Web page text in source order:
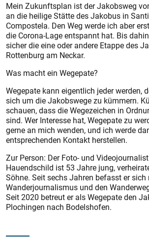
Mein Zukunftsplan ist der Jakobsweg
an die heilige Stätte des Jakobus in
Compostela. Den Weg werde ich aber
die Corona-Lage entspannt hat. Bis
sicher die eine oder andere Etappe des
Rottenburg am Neckar.
Was macht ein Wegepate?
Wegepate kann eigentlich jeder werden,
sich um die Jakobswege zu kümmern.
schauen, dass die Wegezeichen in
sind. Wer Interesse hat, Wegepate zu
gerne an mich wenden, und ich werde
entsprechenden Kontakt herstellen.
Zur Person: Der Foto- und
Hauendschild ist 53 Jahre jung,
Söhne. Seit sechs Jahren befasst er
Wanderjournalismus und den
Seit 2020 betreut er als Wegepate den
Plochingen nach Bodelshofen.